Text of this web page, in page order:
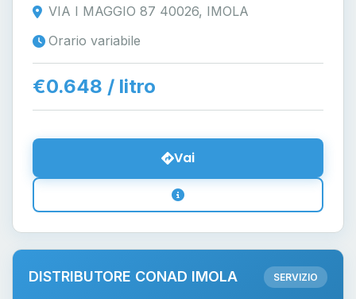
VIA I MAGGIO 87 40026, IMOLA
Orario variabile
€0.648 / litro
Vai
DISTRIBUTORE CONAD IMOLA SERVIZIO